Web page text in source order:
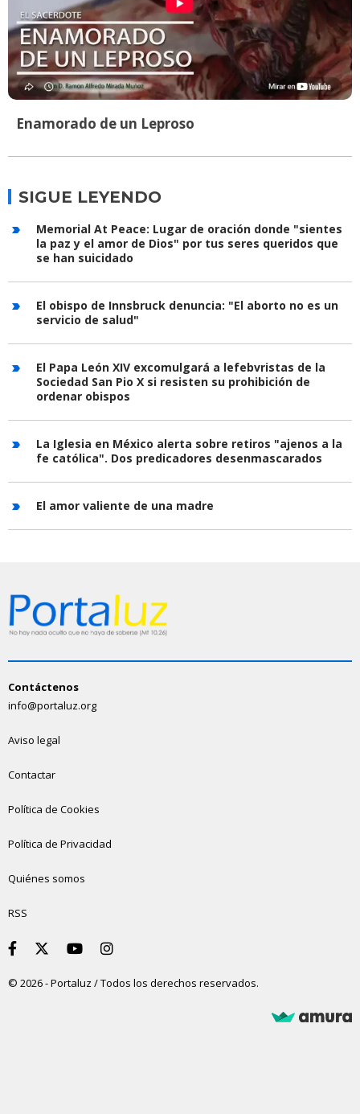
Enamorado de un Leproso
SIGUE LEYENDO
Memorial At Peace: Lugar de oración donde "sientes
la paz y el amor de Dios" por tus seres queridos que
se han suicidado
El obispo de Innsbruck denuncia: "El aborto no es un
servicio de salud"
El Papa León XIV excomulgará a lefebvristas de la
Sociedad San Pio X si resisten su prohibición de
ordenar obispos
La Iglesia en México alerta sobre retiros "ajenos a la
fe católica". Dos predicadores desenmascarados
El amor valiente de una madre
Contáctenos
info@portaluz.org
Aviso legal
Contactar
Política de Cookies
Política de Privacidad
Quiénes somos
RSS
© 2026 - Portaluz / Todos los derechos reservados.